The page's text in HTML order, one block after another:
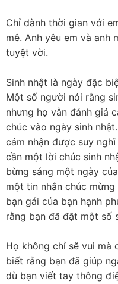
Chỉ dành thời gian với
mê. Anh yêu em và anh
tuyệt vời.
Sinh nhật là ngày đặc
Một số người nói rằng
nhưng họ vẫn đánh giá
chúc vào ngày sinh
cảm nhận được suy
cần một lời chúc sinh
bừng sáng một ngày
một tin nhắn chúc mừng
bạn gái của bạn hạnh
rằng bạn đã đặt một số
Họ không chỉ sẽ vui mà
biết rằng bạn đã giúp
dù bạn viết tay thông